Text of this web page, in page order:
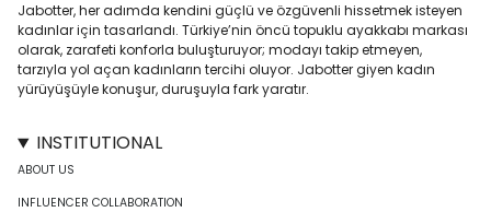
Jabotter, her adımda kendini güçlü ve özgüvenli hissetmek isteyen
kadınlar için tasarlandı. Türkiye’nin öncü topuklu ayakkabı markası
olarak, zarafeti konforla buluşturuyor; modayı takip etmeyen,
tarzıyla yol açan kadınların tercihi oluyor. Jabotter giyen kadın
yürüyüşüyle konuşur, duruşuyla fark yaratır.
INSTITUTIONAL
ABOUT US
INFLUENCER COLLABORATION